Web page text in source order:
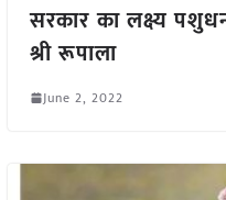
सरकार का लक्ष्य
श्री रूपाला
June 2, 2022